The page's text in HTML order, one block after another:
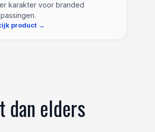
karakter voor branded
product
dan elders